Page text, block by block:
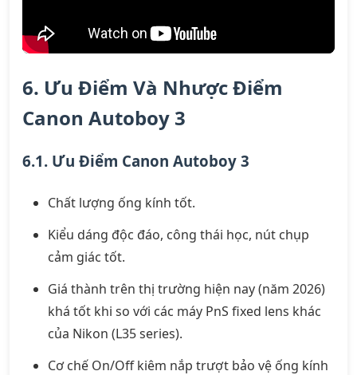
6. Ưu Điểm Và Nhược Điểm
Canon Autoboy 3
6.1. Ưu Điểm Canon Autoboy 3
Chất lượng ống kính tốt.
Kiểu dáng độc đáo, công thái học, nút chụp
cảm giác tốt.
Giá thành trên thị trường hiện nay (năm 2026)
khá tốt khi so với các máy PnS fixed lens khác
của Nikon (L35 series).
Cơ chế On/Off kiêm nắp trượt bảo vệ ống kính